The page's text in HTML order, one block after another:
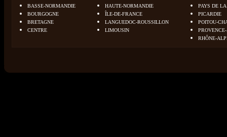
BASSE-NORMANDIE
BOURGOGNE
BRETAGNE
CENTRE
HAUTE-NORMANDIE
ÎLE-DE-FRANCE
LANGUEDOC-ROUSSILLON
LIMOUSIN
PAYS DE
PICARDIE
POITOU-
RHÔNE-